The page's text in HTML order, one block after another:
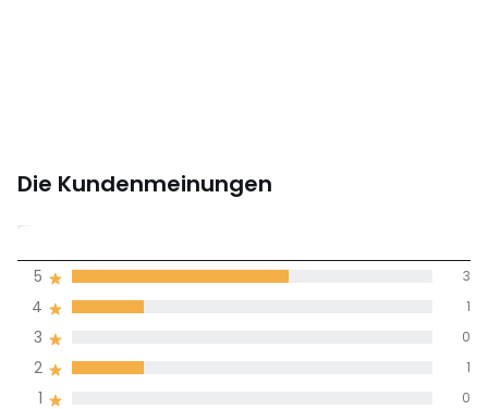
Die Kundenmeinungen
4,2
1 0
2 1
3 0
4 1
5 3